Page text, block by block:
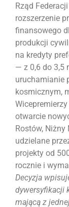
Rząd
rozszerzenie
finansowego
produkcji
na kredyty
— z 0,6 do 3,5
uruchamianie
kosmicznym,
otwarcie
Rostów, Niżny
udzielane
projekty od
rocznie i
Decyzja
dywersyfikacji
mającą z